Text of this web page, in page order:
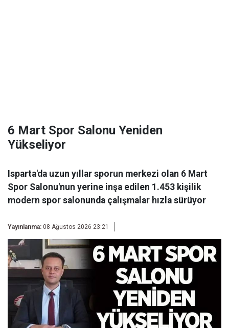
6 Mart Spor Salonu Yeniden
Yükseliyor
Isparta'da uzun yıllar sporun merkezi olan 6 Mart
Spor Salonu'nun yerine inşa edilen 1.453 kişilik
modern spor salonunda çalışmalar hızla sürüyor
Yayınlanma: 08 Ağustos 2026 23:21